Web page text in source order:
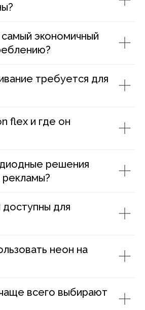
экономичный
требуется для
flex и где он
решения
рекламы?
доступны для
неон на
всего выбирают